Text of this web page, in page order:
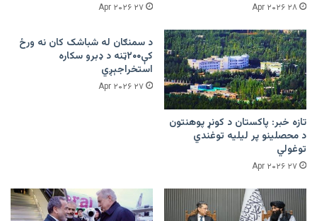
۲۸ Apr ۲۰۲۶ ۲۷ Apr ۲۰۲۶
تازه خبر: پاکستان د کونړ پوهنتون
د محصلینو پر لیلیه توغندي
توغولي
۲۷ Apr ۲۰۲۶
د سمنګان له شباشک کان نه ورځ
کې۲۰۰ټنه د ډبرو سکاره
استخراجېږي
۲۷ Apr ۲۰۲۶